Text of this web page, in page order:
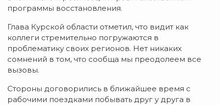
программы восстановления.
Глава Курской области отметил, что видит как
коллеги стремительно погружаются в
проблематику своих регионов. Нет никаких
сомнений в том, что сообща мы преодолеем все
вызовы.
Стороны договорились в ближайшее время с
рабочими поездками побывать друг у друга в